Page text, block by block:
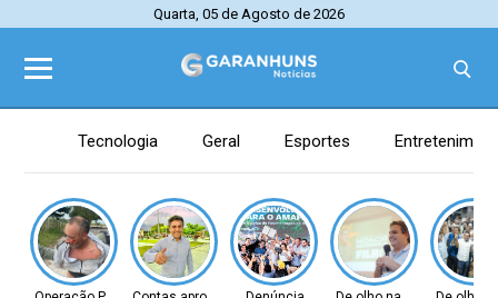
Quarta, 05 de Agosto de 2026
Tecnologia Geral Esportes